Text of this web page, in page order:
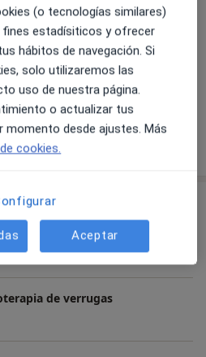
más detalles
sobre la experiencia
de verrugas
(o tecnologías similares)
estadísiticos y ofrecer
hábitos de navegación. Si
solo utilizaremos las
uso de nuestra página.
o actualizar tus
momento desde ajustes. Más
cookies.
Aceptar